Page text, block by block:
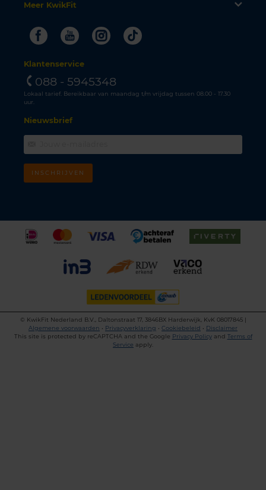
Meer KwikFit
FacebookYoutubeInstagram
Tiktok
Klantenservice
088 - 5945348
Lokaal tarief. Bereikbaar van maandag t/m vrijdag tussen 08.00 - 17.30
uur.
Nieuwsbrief
INSCHRIJVEN
©
KwikFit Nederland B.V., Daltonstraat 17, 3846BX Harderwijk, KvK 08017845 |
Algemene voorwaarden • Privacyverklaring • Cookiebeleid • Disclaimer
This site is protected by reCAPTCHA and the Google Privacy Policyand Terms of
Service apply.